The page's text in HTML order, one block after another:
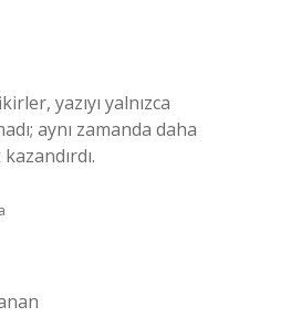
yazıyı yalnızca
aynı zamanda daha